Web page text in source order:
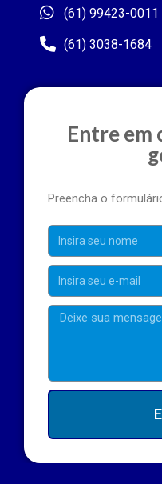
(61) 99423-0011
(61) 3038-1684
Entre em
Preencha o